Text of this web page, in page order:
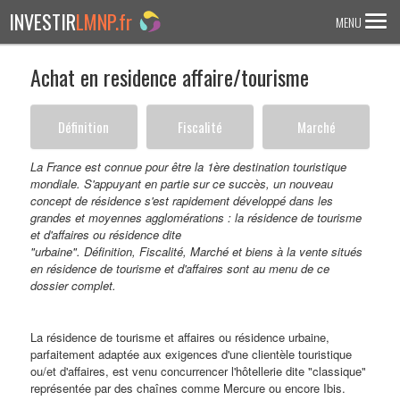
MENU
INVESTIRLMNP.fr
ACCUEIL
Investir en :
LMNP ANCIEN
RESIDENCE ETUDIANTE
EHPAD
RESIDENCE SENIOR
RESIDENCE AFFAIRE/TOURISME
FAQ
Achat en residence affaire/tourisme
Définition Fiscalité Marché
La France est connue pour être la 1ère destination touristique
mondiale. S'appuyant en partie sur ce succès, un nouveau
concept de résidence s'est rapidement développé dans les
grandes et moyennes agglomérations : la résidence de tourisme
et d'affaires ou résidence dite
"urbaine". Définition, Fiscalité, Marché et biens à la vente situés
en résidence de tourisme et d'affaires sont au menu de ce
dossier complet.
La résidence de tourisme et affaires ou résidence urbaine,
parfaitement adaptée aux exigences d'une clientèle touristique
ou/et d'affaires, est venu concurrencer l'hôtellerie dite "classique"
représentée par des chaînes comme Mercure ou encore Ibis.